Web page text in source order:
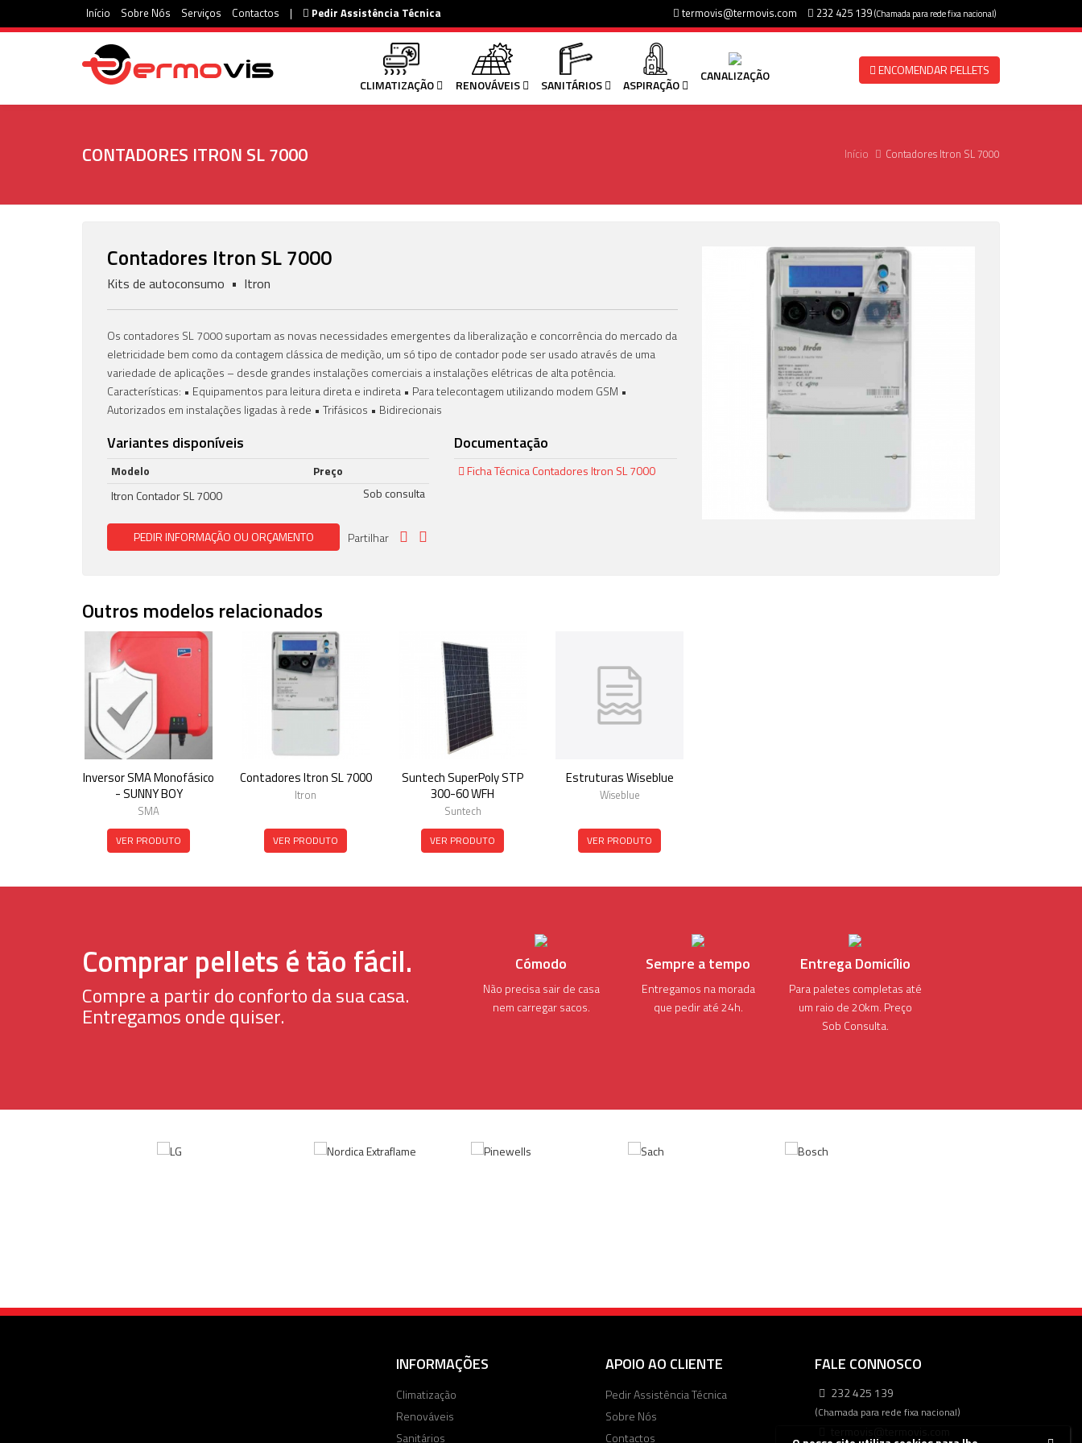
Início Sobre Nós Serviços Contactos | Pedir Assistência Técnica termovis@termovis.com 232 425 139(Chamada para rede fixa nacional)
CLIMATIZAÇÃO RENOVÁVEIS SANITÁRIOS ASPIRAÇÃO
CANALIZAÇÃO ENCOMENDAR PELLETS
Início Contadores Itron SL 7000
CONTADORES ITRON SL 7000
Contadores Itron SL 7000
Kits de autoconsumo • Itron
Os contadores SL 7000 suportam as novas necessidades emergentes da liberalização e concorrência do mercado da
eletricidade bem como da contagem clássica de medição, um só tipo de contador pode ser usado através de uma
variedade de aplicações – desde grandes instalações comerciais a instalações elétricas de alta potência.
Características: • Equipamentos para leitura direta e indireta • Para telecontagem utilizando modem GSM •
Autorizados em instalações ligadas à rede • Trifásicos • Bidirecionais
Variantes disponíveis
Modelo
Preço
Itron Contador SL 7000
Sob consulta
Documentação
Ficha Técnica Contadores Itron SL 7000
PEDIR INFORMAÇÃO OU ORÇAMENTO Partilhar
Outros modelos relacionados
Inversor SMA Monofásico
- SUNNY BOY
SMA
VER PRODUTO
Contadores Itron SL 7000
Itron
VER PRODUTO
Suntech SuperPoly STP
300-60 WFH
Suntech
VER PRODUTO
Estruturas Wiseblue
Wiseblue
VER PRODUTO
Comprar pellets é tão fácil.
Compre a partir do conforto da sua casa.
Entregamos onde quiser.
Cómodo
Não precisa sair de casa
nem carregar sacos.
Sempre a tempo
Entregamos na morada
que pedir até 24h.
Entrega Domicílio
Para paletes completas até
um raio de 20km. Preço
Sob Consulta.
INFORMAÇÕES
Climatização
Renováveis
Sanitários
APOIO AO CLIENTE
Pedir Assistência Técnica
Sobre Nós
Contactos
FALE CONNOSCO
232 425 139
(Chamada para rede fixa nacional)